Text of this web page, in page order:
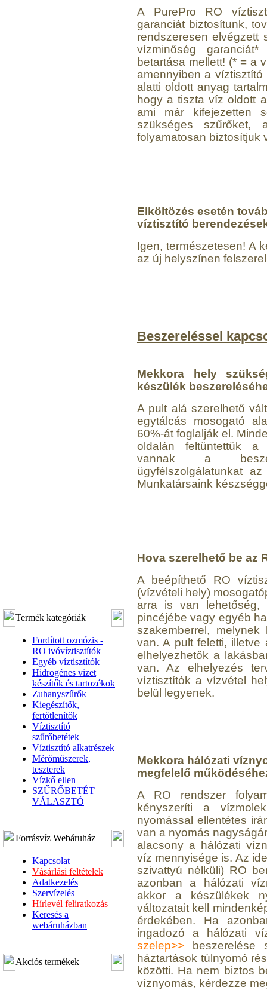
Termék kategóriák
Fordított ozmózis -
RO ivóvíztisztítók
Egyéb víztisztítók
Hidrogénes vizet
készítők és tartozékok
Zuhanyszűrők
Kiegészítők,
fertőtlenítők
Víztisztító
szűrőbetétek
Víztisztító alkatrészek
Mérőműszerek,
teszterek
Vízkő ellen
SZŰRŐBETÉT
VÁLASZTÓ
Forrásvíz Webáruház
Kapcsolat
Vásárlási feltételek
Adatkezelés
Szervízelés
Hírlevél feliratkozás
Keresés a
webáruházban
Akciós termékek
A PurePro RO
garanciát biztosítunk,
rendszeresen elvégzett
vízminőség
betartása mellett! (* = a
amennyiben a
alatti oldott anyag
hogy a tiszta víz oldott
ami már kifejezetten
szükséges szűrőket,
folyamatosan biztosítjuk
Elköltözés esetén
víztisztító
Igen, természetesen! A
az új helyszínen
Beszereléssel
Mekkora hely
készülék
A pult alá szerelhető
egytálcás mosogató
60%-át foglalják el.
oldalán feltüntettük a
vannak a
ügyfélszolgálatunkat
Munkatársaink
Hova szerelhető be az
A beépíthető RO
(vízvételi hely)
arra is van
pincéjébe vagy egyéb
szakemberrel,
van. A pult feletti,
elhelyezhetők a
van. Az elhelyezés
víztisztítók a vízvétel
belül legyenek.
Mekkora hálózati
megfelelő
A RO rendszer
kényszeríti a
nyomással ellentétes
van a nyomás
alacsony a hálózati
víz mennyisége is. Az
szivattyú nélküli) RO
azonban a hálózati
akkor a készülékek
változatait kell
érdekében. Ha
ingadozó a hálózati
szelep>> beszerelése
háztartások túlnyomó
közötti. Ha nem biztos
víznyomás, kérdezze